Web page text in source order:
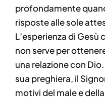
profondamente
risposte alle sole
L’esperienza di Gesù
non serve per
una relazione con
sua preghiera, il
motivi del male e